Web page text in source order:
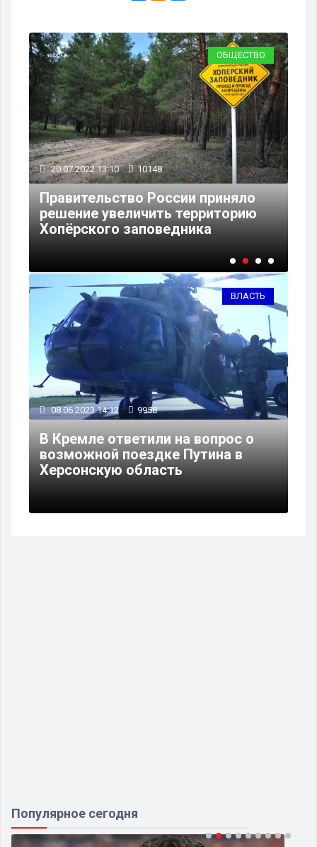
ОБЩЕСТВО
20.07.2022 13:10 10148
Правительство России приняло
решение увеличить территорию
Хопёрского заповедника
ВЛАСТЬ
08.06.2023 14:12 9958
В Кремле ответили на вопрос о
возможной поездке Путина в
Херсонскую область
Популярное сегодня